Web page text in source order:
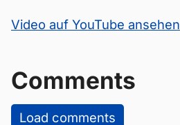
Video auf YouTube ansehen
Comments
Load comments